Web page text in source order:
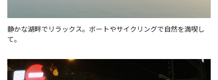
静かな湖畔でリラックス。ボートやサイクリングで自然を満喫し
て。